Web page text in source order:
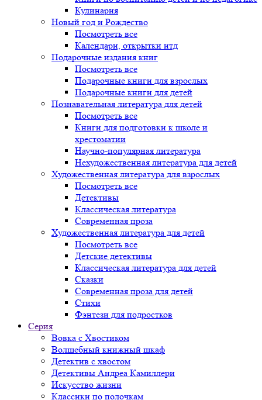
Кулинария
Новый год и Рождество
Посмотреть все
Календари, открытки итд
Подарочные издания книг
Посмотреть все
Подарочные книги для взрослых
Подарочные книги для детей
Познавательная литература для детей
Посмотреть все
Книги для подготовки к школе и
хрестоматии
Научно-популярная литература
Нехудожественная литература для детей
Художественная литература для взрослых
Посмотреть все
Детективы
Классическая литература
Современная проза
Художественная литература для детей
Посмотреть все
Детские детективы
Классическая литература для детей
Сказки
Современная проза для детей
Стихи
Фэнтези для подростков
Серия
Вовка с Хвостиком
Волшебный книжный шкаф
Детектив с хвостом
Детективы Андреа Камиллери
Искусство жизни
Классики по полочкам